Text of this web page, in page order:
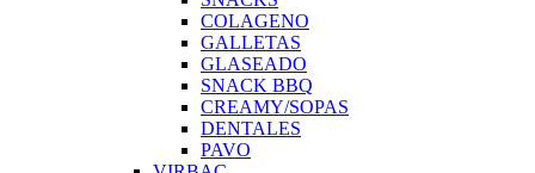
COLAGENO
GALLETAS
GLASEADO
SNACK BBQ
CREAMY/SOPAS
DENTALES
PAVO